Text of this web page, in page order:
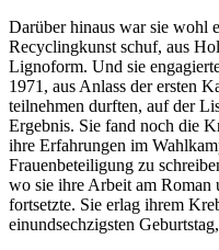
Darüber hinaus war sie wohl
Recyclingkunst schuf, aus
Lignoform. Und sie
1971, aus Anlass der ersten
teilnehmen durften, auf der
Ergebnis. Sie fand noch die
ihre Erfahrungen im
Frauenbeteiligung zu
wo sie ihre Arbeit am Roman
fortsetzte. Sie erlag ihrem
einundsechzigsten